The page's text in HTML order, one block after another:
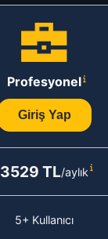
Profesyonel
Giriş Yap
3529 TL/aylık
5+ Kullanıcı